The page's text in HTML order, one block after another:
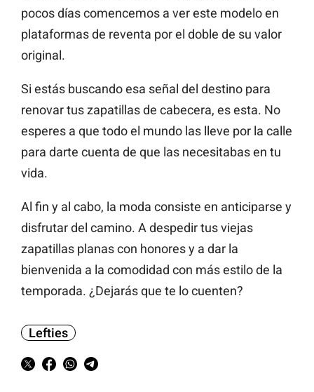
pocos días comencemos a ver este modelo en
plataformas de reventa por el doble de su valor
original.
Si estás buscando esa señal del destino para
renovar tus zapatillas de cabecera, es esta. No
esperes a que todo el mundo las lleve por la calle
para darte cuenta de que las necesitabas en tu
vida.
Al fin y al cabo, la moda consiste en anticiparse y
disfrutar del camino. A despedir tus viejas
zapatillas planas con honores y a dar la
bienvenida a la comodidad con más estilo de la
temporada. ¿Dejarás que te lo cuenten?
Lefties